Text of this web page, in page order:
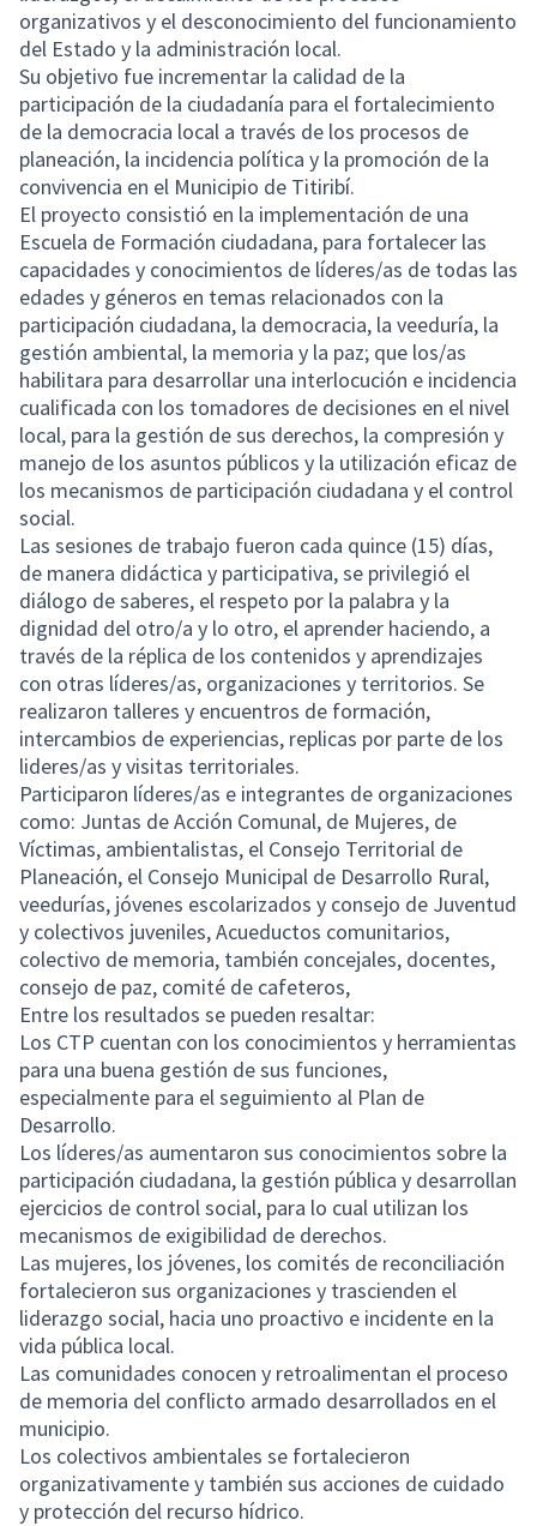
organizativos y el desconocimiento del funcionamiento
del Estado y la administración local.
Su objetivo fue incrementar la calidad de la
participación de la ciudadanía para el fortalecimiento
de la democracia local a través de los procesos de
planeación, la incidencia política y la promoción de la
convivencia en el Municipio de Titiribí.
El proyecto consistió en la implementación de una
Escuela de Formación ciudadana, para fortalecer las
capacidades y conocimientos de líderes/as de todas las
edades y géneros en temas relacionados con la
participación ciudadana, la democracia, la veeduría, la
gestión ambiental, la memoria y la paz; que los/as
habilitara para desarrollar una interlocución e incidencia
cualificada con los tomadores de decisiones en el nivel
local, para la gestión de sus derechos, la compresión y
manejo de los asuntos públicos y la utilización eficaz de
los mecanismos de participación ciudadana y el control
social.
Las sesiones de trabajo fueron cada quince (15) días,
de manera didáctica y participativa, se privilegió el
diálogo de saberes, el respeto por la palabra y la
dignidad del otro/a y lo otro, el aprender haciendo, a
través de la réplica de los contenidos y aprendizajes
con otras líderes/as, organizaciones y territorios. Se
realizaron talleres y encuentros de formación,
intercambios de experiencias, replicas por parte de los
lideres/as y visitas territoriales.
Participaron líderes/as e integrantes de organizaciones
como: Juntas de Acción Comunal, de Mujeres, de
Víctimas, ambientalistas, el Consejo Territorial de
Planeación, el Consejo Municipal de Desarrollo Rural,
veedurías, jóvenes escolarizados y consejo de Juventud
y colectivos juveniles, Acueductos comunitarios,
colectivo de memoria, también concejales, docentes,
consejo de paz, comité de cafeteros,
Entre los resultados se pueden resaltar:
Los CTP cuentan con los conocimientos y herramientas
para una buena gestión de sus funciones,
especialmente para el seguimiento al Plan de
Desarrollo.
Los líderes/as aumentaron sus conocimientos sobre la
participación ciudadana, la gestión pública y desarrollan
ejercicios de control social, para lo cual utilizan los
mecanismos de exigibilidad de derechos.
Las mujeres, los jóvenes, los comités de reconciliación
fortalecieron sus organizaciones y trascienden el
liderazgo social, hacia uno proactivo e incidente en la
vida pública local.
Las comunidades conocen y retroalimentan el proceso
de memoria del conflicto armado desarrollados en el
municipio.
Los colectivos ambientales se fortalecieron
organizativamente y también sus acciones de cuidado
y protección del recurso hídrico.